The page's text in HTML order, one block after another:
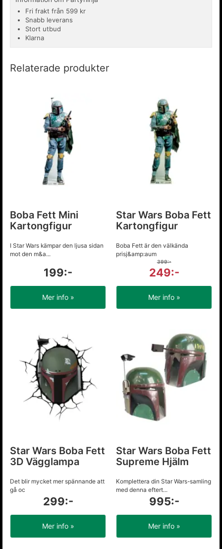
Fri frakt från 599 kr
Snabb leverans
Stort utbud
Klarna
Relaterade produkter
Boba Fett Mini
Kartongfigur
I Star Wars kämpar den ljusa sidan
mot den m&a...
199:-
Mer info »
Star Wars Boba Fett
Kartongfigur
Boba Fett är den välkända
prisj&amp:aum
399:-
249:-
Mer info »
Star Wars Boba Fett
3D Vägglampa
Det blir mycket mer spännande att
gå oc
299:-
Mer info »
Star Wars Boba Fett
Supreme Hjälm
Komplettera din Star Wars-samling
med denna eftert...
995:-
Mer info »